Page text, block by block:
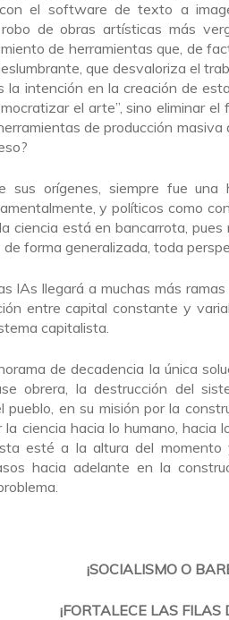
el software de texto a
de obras artísticas más
de herramientas que, de
que desvaloriza el
la intención en la creación de
el arte”, sino eliminar
de producción
sus orígenes, siempre fue
y políticos como
ciencia está en bancarrota,
forma generalizada, toda
IAs llegará a muchas más
entre capital constante y
capitalista.
de decadencia la única
obrera, la destrucción del
pueblo, en su misión por la
ciencia hacia lo humano, hacia
esté a la altura del
hacia adelante en la
¡SOCIALISMO O
¡FORTALECE LAS FILAS